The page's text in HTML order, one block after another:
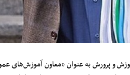
و پرورش به عنوان «معاون آموزش‌های